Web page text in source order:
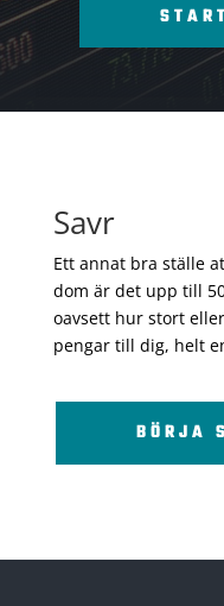
Savr
Ett annat bra ställe
dom är det upp till
oavsett hur stort
pengar till dig, helt
BÖRJA